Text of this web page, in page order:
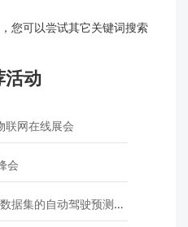
您可以尝试其它关键词搜索
活动
联网在线展会
会
的自动驾驶预测模型挑战赛